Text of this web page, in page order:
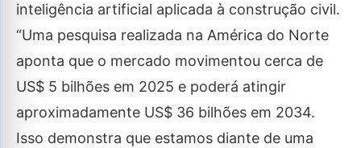
inteligência artificial aplicada à construção civil.
“Uma pesquisa realizada na América do Norte
aponta que o mercado movimentou cerca de
US$ 5 bilhões em 2025 e poderá atingir
aproximadamente US$ 36 bilhões em 2034.
Isso demonstra que estamos diante de uma